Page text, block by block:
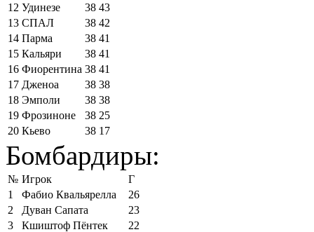
12 Удинезе 38 43
13 СПАЛ 38 42
14 Парма 38 41
15 Кальяри 38 41
16 Фиорентина 38 41
17 Дженоа 38 38
18 Эмполи 38 38
19 Фрозиноне 38 25
20 Кьево 38 17
Бомбардиры:
№ Игрок
Г
1
Фабио Квальярелла
26
2
Дуван Сапата
23
3
Кшиштоф Пёнтек
22